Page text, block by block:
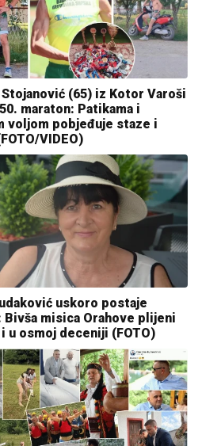
(65) iz Kotor Varoši
maraton: Patikama i
voljom pobjeđuje staze i
VIDEO)
uskoro postaje
Bivša misica Orahove plijeni
u osmoj deceniji (FOTO)